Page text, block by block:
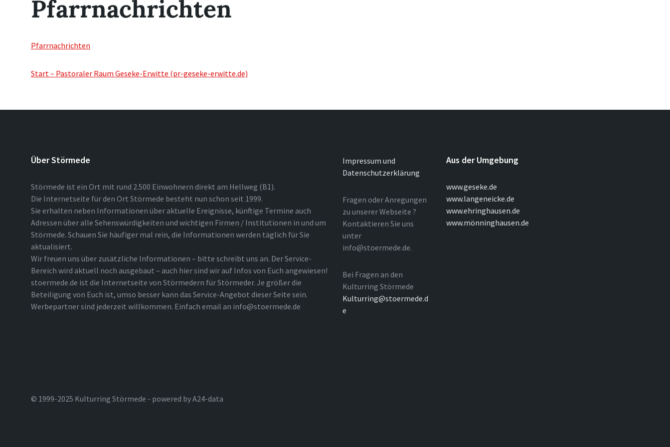
Pfarrnachrichten
Pfarrnachrichten
Start – Pastoraler Raum Geseke-Erwitte (pr-geseke-erwitte.de)
Über Störmede
Störmede ist ein Ort mit rund 2.500 Einwohnern direkt am Hellweg (B1).
Die Internetseite für den Ort Störmede besteht nun schon seit 1999.
Sie erhalten neben Informationen über aktuelle Ereignisse, künftige Termine auch
Adressen über alle Sehenswürdigkeiten und wichtigen Firmen / Institutionen in und um
Störmede. Schauen Sie häufiger mal rein, die Informationen werden täglich für Sie
aktualisiert.
Wir freuen uns über zusätzliche Informationen – bitte schreibt uns an. Der Service-
Bereich wird aktuell noch ausgebaut – auch hier sind wir auf Infos von Euch angewiesen!
stoermede.de ist die Internetseite von Störmedern für Störmeder. Je größer die
Beteiligung von Euch ist, umso besser kann das Service-Angebot dieser Seite sein.
Werbepartner sind jederzeit willkommen. Einfach email an info@stoermede.de
Impressum und
Datenschutzerklärung
Fragen oder Anregungen
zu unserer Webseite ?
Kontaktieren Sie uns
unter
info@stoermede.de.
Bei Fragen an den
Kulturring Störmede
Kulturring@stoermede.d
e
Aus der Umgebung
www.geseke.de
www.langeneicke.de
www.ehringhausen.de
www.mönninghausen.de
© 1999-2025 Kulturring Störmede - powered by A24-data